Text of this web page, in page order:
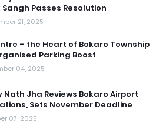
Sangh Passes Resolution
21, 2025
– the Heart of Bokaro Township
Parking Boost
04, 2025
Nath Jha Reviews Bokaro Airport
Sets November Deadline
07, 2025